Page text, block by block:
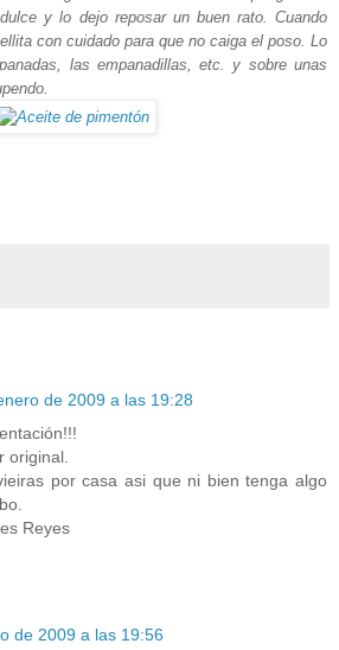
y lo dejo reposar un buen rato. Cuando
con cuidado para que no caiga el poso. Lo
las empanadillas, etc. y sobre unas
de 2009 a las 19:28
original.
por casa asi que ni bien tenga algo
Reyes
de 2009 a las 19:56